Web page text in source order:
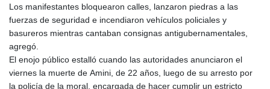
Los manifestantes bloquearon calles, lanzaron piedras a las
fuerzas de seguridad e incendiaron vehículos policiales y
basureros mientras cantaban consignas antigubernamentales,
agregó.
El enojo público estalló cuando las autoridades anunciaron el
viernes la muerte de Amini, de 22 años, luego de su arresto por
la policía de la moral, encargada de hacer cumplir un estricto